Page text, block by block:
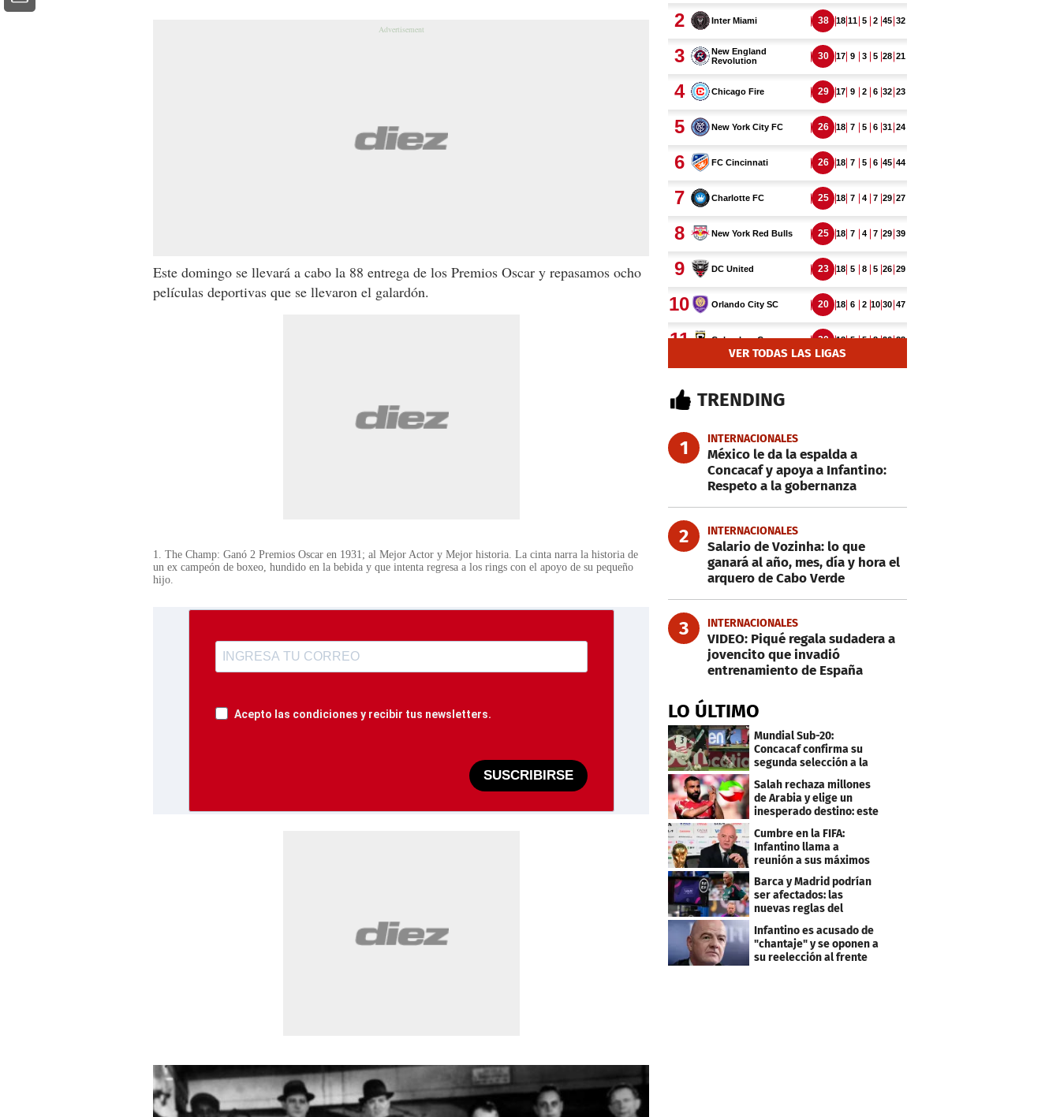
Este domingo se llevará a cabo la 88 entrega de los Premios Oscar y repasamos ocho
películas deportivas que se llevaron el galardón.
1. The Champ: Ganó 2 Premios Oscar en 1931; al Mejor Actor y Mejor historia. La cinta narra la historia de
un ex campeón de boxeo, hundido en la bebida y que intenta regresa a los rings con el apoyo de su pequeño
hijo.
Acepto las condiciones y recibir tus newsletters.
SUSCRIBIRSE
VER TODAS LAS LIGAS
TRENDING
1 INTERNACIONALES
México le da la espalda a
Concacaf y apoya a Infantino:
Respeto a la gobernanza
2 INTERNACIONALES
Salario de Vozinha: lo que
ganará al año, mes, día y hora el
arquero de Cabo Verde
3 INTERNACIONALES
VIDEO: Piqué regala sudadera a
jovencito que invadió
entrenamiento de España
LO ÚLTIMO
Mundial Sub-20:
Concacaf confirma su
segunda selección a la
Copa del Mundo 2027
Salah rechaza millones
de Arabia y elige un
inesperado destino: este
será su club
Cumbre en la FIFA:
Infantino llama a
reunión a sus máximos
Barca y Madrid podrían
ser afectados: las
nuevas reglas del
arbitraje en LaLiga
Infantino es acusado de
"chantaje" y se oponen a
su reelección al frente